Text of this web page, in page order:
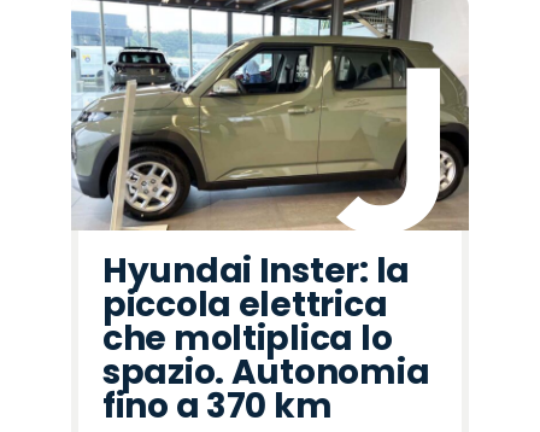
Hyundai Inster: la
piccola elettrica
che moltiplica lo
spazio. Autonomia
fino a 370 km